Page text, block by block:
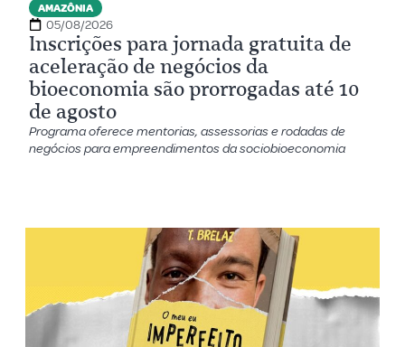
AMAZÔNIA
05/08/2026
Inscrições para jornada gratuita de
aceleração de negócios da
bioeconomia são prorrogadas até 10
de agosto
Programa oferece mentorias, assessorias e rodadas de
negócios para empreendimentos da sociobioeconomia